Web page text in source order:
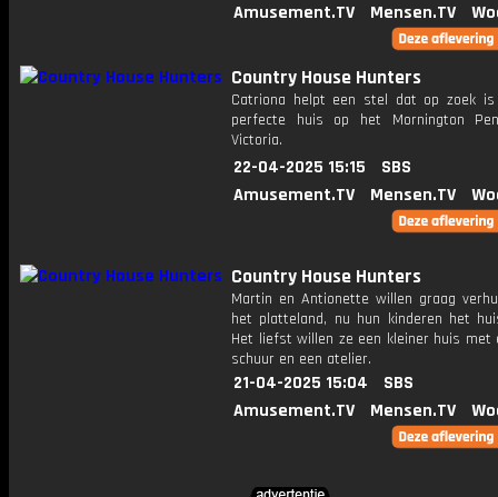
Amusement.TV
Mensen.TV
Country House Hunters
Catriona helpt een stel dat op zoek
perfecte huis op het Mornington
Victoria.
22-04-2025 15:15
SBS
Amusement.TV
Mensen.TV
Country House Hunters
Martin en Antionette willen graag
het platteland, nu hun kinderen het
Het liefst willen ze een kleiner huis met
schuur en een atelier.
21-04-2025 15:04
SBS
Amusement.TV
Mensen.TV